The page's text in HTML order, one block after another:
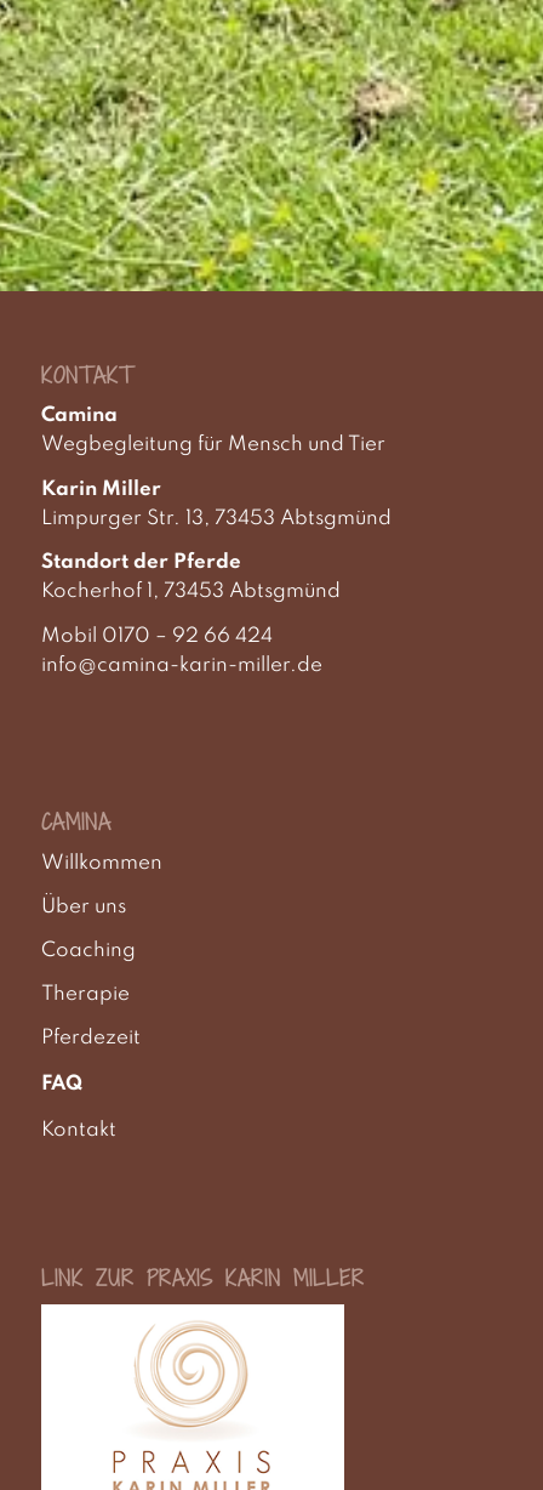
KONTAKT
Camina
Wegbegleitung für Mensch und Tier
Karin Miller
Limpurger Str. 13, 73453 Abtsgmünd
Standort der Pferde
Kocherhof 1, 73453 Abtsgmünd
Mobil 0170 – 92 66 424
info@camina-karin-miller.de
CAMINA
Willkommen
Über uns
Coaching
Therapie
Pferdezeit
FAQ
Kontakt
LINK ZUR PRAXIS KARIN MILLER